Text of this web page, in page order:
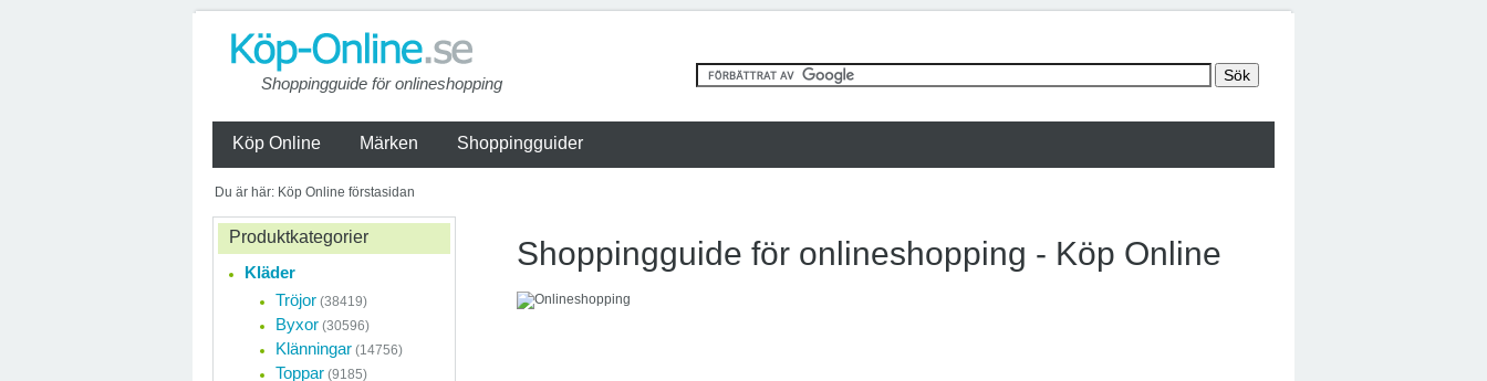
Shoppingguide för onlineshopping
Köp Online Märken Shoppingguider
Du är här: Köp Online förstasidan
Shoppingguide för onlineshopping - Köp Online
Produktkategorier
Kläder
Tröjor (38419)
Byxor (30596)
Klänningar (14756)
Toppar (9185)